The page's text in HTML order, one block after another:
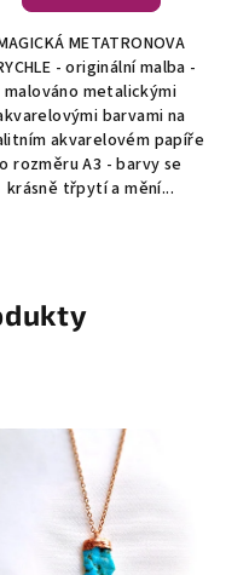
METATRONOVA
- originální malba -
malováno metalickými
barvami na
akvarelovém papíře
o rozměru A3 - barvy se
krásně třpytí a mění...